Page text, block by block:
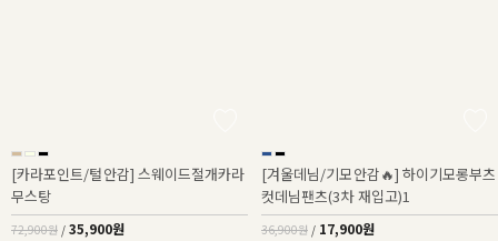
[카라포인트/털안감] 스웨이드절개카라
무스탕
72,900원 / 35,900원
[겨울데님/기모안감🔥] 하이기모롱부츠
컷데님팬츠(3차 재입고)1
36,900원 / 17,900원